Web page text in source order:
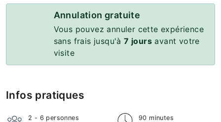
Annulation gratuite
Vous pouvez annuler cette expérience
sans frais jusqu'à7 jours avant votre
visite
Infos pratiques
2 - 6 personnes 90 minutes